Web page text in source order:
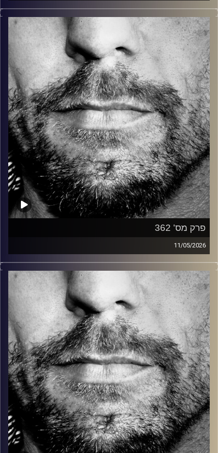
זיפים, מוזיקה מחוספסת של הופעות חיות. הרבה ג'אם, רוק,
בלוז, bluegrass, ג'אז, Fאנק, פרוגרסיב ואפילו אלקטרוניקה.
כל מה שחי, אמיתי ונושם.
עם שמוליק רגב.
קרדיט תמונות: David Goehring
פרק מס' 362
11/05/2026
זיפים, מוזיקה מחוספסת של הופעות חיות. הרבה ג'אם, רוק,
בלוז, bluegrass, ג'אז, Fאנק, פרוגרסיב ואפילו אלקטרוניקה.
כל מה שחי, אמיתי ונושם.
עם שמוליק רגב.
קרדיט תמונות: David Goehring